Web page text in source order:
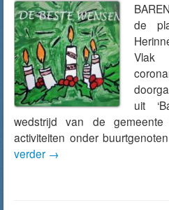
de
uit
wedstrijd van de
activiteiten onder
verder →